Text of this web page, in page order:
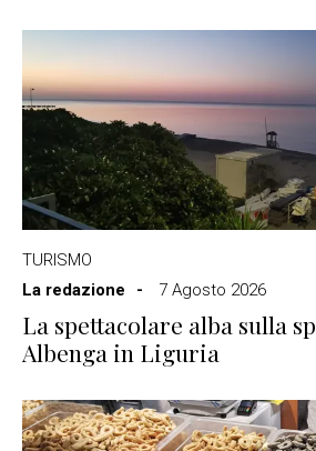
TURISMO
La redazione
7 Agosto 2026
La spettacolare alba sulla
Albenga in Liguria